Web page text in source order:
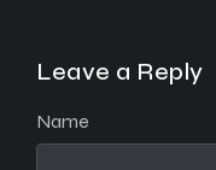
Leave a Reply
Name